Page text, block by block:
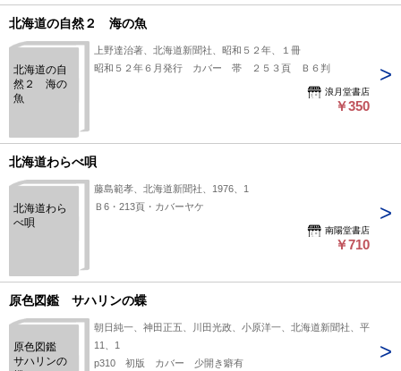
北海道の自然２ 海の魚
北海道の自
然２ 海の
魚
上野達治著、北海道新聞社、昭和５２年、１冊
昭和５２年６月発行 カバー 帯 ２５３頁 Ｂ６判
浪月堂書店
￥350
北海道わらべ唄
北海道わら
べ唄
藤島範孝、北海道新聞社、1976、1
Ｂ6・213頁・カバーヤケ
南陽堂書店
￥710
原色図鑑 サハリンの蝶
原色図鑑
サハリンの
朝日純一、神田正五、川田光政、小原洋一、北海道新聞社、平
11、1
p310 初版 カバー 少開き癖有